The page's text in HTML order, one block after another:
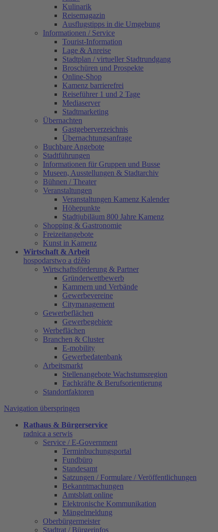
Kulinarik
Reisemagazin
Ausflugstipps in die Umgebung
Informationen / Service
Tourist-Information
Lage & Anreise
Stadtplan / virtueller Stadtrundgang
Broschüren und Prospekte
Online-Shop
Kamenz barrierefrei
Reiseführer 1 und 2 Tage
Mediaserver
Stadtmarketing
Übernachten
Gastgeberverzeichnis
Übernachtungsanfrage
Buchbare Angebote
Stadtführungen
Informationen für Gruppen und Busse
Museen, Ausstellungen & Stadtarchiv
Bühnen / Theater
Veranstaltungen
Veranstaltungen Kamenz Kalender
Höhepunkte
Stadtjubiläum 800 Jahre Kamenz
Shopping & Gastronomie
Freizeitangebote
Kunst in Kamenz
Wirtschaft & Arbeit
hospodarstwo a dźěło
Wirtschaftsförderung & Partner
Gründerwettbewerb
Kammern und Verbände
Gewerbevereine
Citymanagement
Gewerbeflächen
Gewerbegebiete
Werbeflächen
Branchen & Cluster
E-mobility
Gewerbedatenbank
Arbeitsmarkt
Stellenangebote Wachstumsregion
Fachkräfte & Berufsorientierung
Standortfaktoren
Navigation überspringen
Rathaus & Bürgerservice
radnica a serwis
Service / E-Government
Terminbuchungsportal
Fundbüro
Standesamt
Satzungen / Formulare / Veröffentlichungen
Bekanntmachungen
Amtsblatt online
Elektronische Kommunikation
Mängelmeldung
Oberbürgermeister
Stadtrat / Bürgerinfos